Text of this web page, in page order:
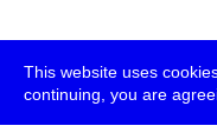
This website uses
continuing, you are